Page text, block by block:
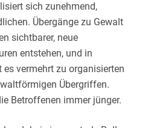
sich zunehmend,
Übergänge zu Gewalt
sichtbarer, neue
entstehen, und in
vermehrt zu organisierten
Übergriffen.
Betroffenen immer jünger.